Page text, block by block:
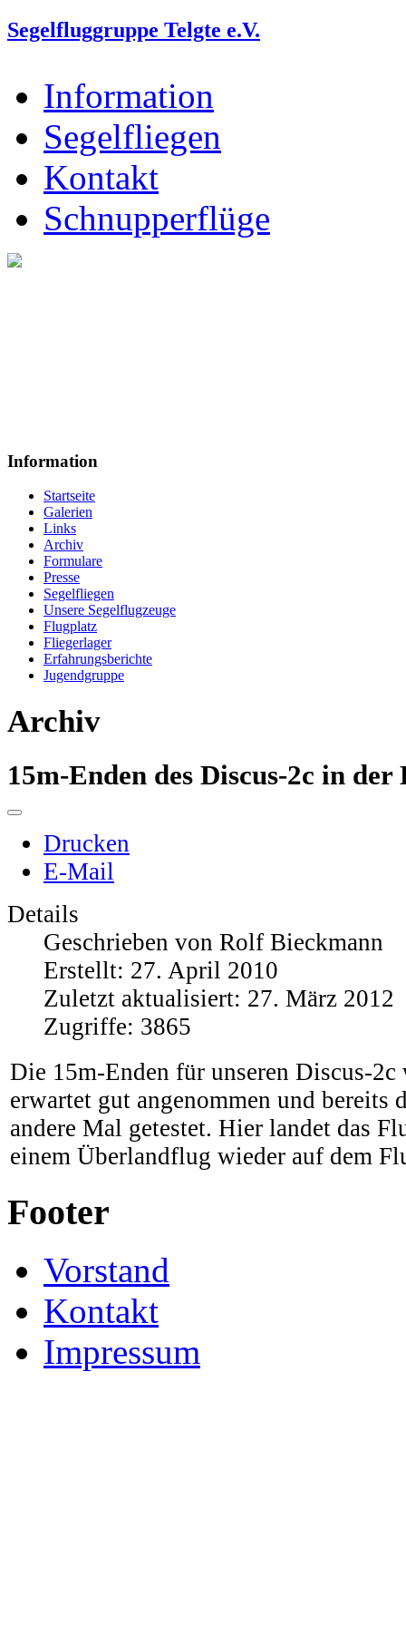
Segelfluggruppe Telgte e.V.
Information
Segelfliegen
Kontakt
Schnupperflüge
Information
Startseite
Galerien
Links
Archiv
Formulare
Presse
Segelfliegen
Unsere Segelflugzeuge
Flugplatz
Fliegerlager
Erfahrungsberichte
Jugendgruppe
Archiv
15m-Enden des Discus-2c in
Drucken
E-Mail
Details
Geschrieben von Rolf Bieckmann
Erstellt: 27. April 2010
Zuletzt aktualisiert: 27. März 2012
Zugriffe: 3865
Die 15m-Enden für unseren Discus-2c
erwartet gut angenommen und bereits
andere Mal getestet. Hier landet das
einem Überlandflug wieder auf dem
Footer
Vorstand
Kontakt
Impressum